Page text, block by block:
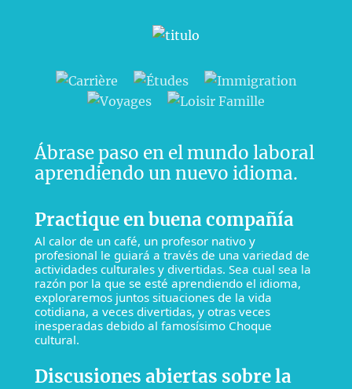
Ábrase paso en el mundo laboral
aprendiendo un nuevo idioma.
Practique en buena compañía
Al calor de un café, un profesor nativo y
profesional le guiará a través de una variedad de
actividades culturales y divertidas. Sea cual sea la
razón por la que se esté aprendiendo el idioma,
exploraremos juntos situaciones de la vida
cotidiana, a veces divertidas, y otras veces
inesperadas debido al famosísimo Choque
cultural.
Discusiones abiertas sobre la